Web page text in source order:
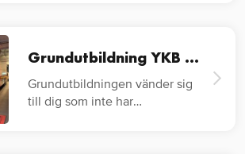
Grundutbildning YKB Lastbil
Grundutbildningen vänder sig
till dig som inte har